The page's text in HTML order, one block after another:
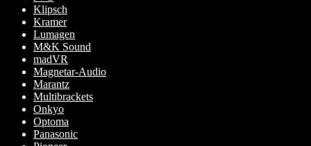
Klipsch
Kramer
Lumagen
M&K Sound
madVR
Magnetar-Audio
Marantz
Multibrackets
Onkyo
Optoma
Panasonic